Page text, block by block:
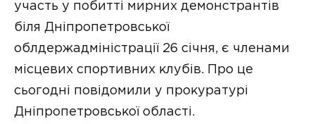
участь у побитті мирних демонстрантів
біля Дніпропетровської
облдержадміністрації 26 січня, є членами
місцевих спортивних клубів. Про це
сьогодні повідомили у прокуратурі
Дніпропетровської області.